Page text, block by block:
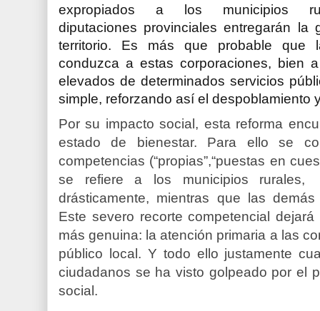
expropiados a los
diputaciones provinciales entregarán la
territorio. Es más que probable que
conduzca a estas corporaciones, bien
elevados de determinados servicios
simple, reforzando así el despoblamiento
Por su impacto social, esta reforma
estado de bienestar. Para ello se
competencias (“propias”,“puestas en
se refiere a los municipios rurales,
drásticamente, mientras que las
Este severo recorte competencial
más genuina: la atención primaria a las
público local. Y todo ello justamente
ciudadanos se ha visto golpeado por el
social.